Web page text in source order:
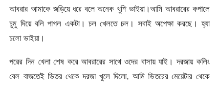
আবরার আমাকে জড়িয়ে ধরে বলে অনেক খুশি ভাইয়া।আমি আবরারের কপালে
চুমু দিয়ে বলি পাগল একটা। চল খেলতে চল। সবাই অপেক্ষা করছে। হ্যা
চলো ভাইয়া।
পরের দিন খেলা শেষ করে আবরারের সাথে ওদের বাসায় যাই। দরজায় কলিং
বেল বাজতেই ভিতর থেকে দরজা খুলে দিলো, আমি ভিতরের মেয়েটার থেকে